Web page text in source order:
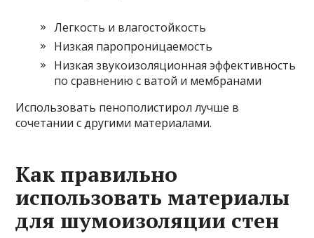
Легкость и влагостойкость
Низкая паропроницаемость
Низкая звукоизоляционная эффективность
по сравнению с ватой и мембранами
Использовать пенополистирол лучше в
сочетании с другими материалами.
Как правильно
использовать материалы
для шумоизоляции стен